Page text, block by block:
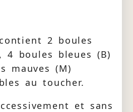
2 boules
4 boules bleues (B)
mauves (M)
au toucher.
et sans